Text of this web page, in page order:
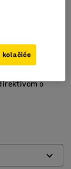
ograde.
o
kolačiće